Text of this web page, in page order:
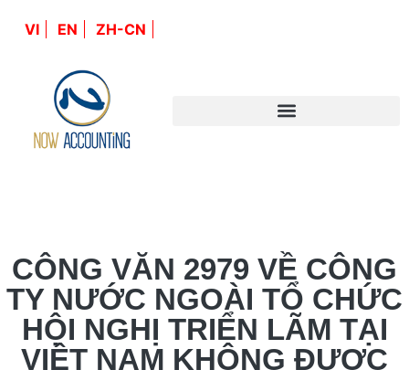
VI EN ZH-CN
CÔNG VĂN 2979 VỀ CÔNG
TY NƯỚC NGOÀI TỔ CHỨC
HỘI NGHỊ TRIỂN LÃM TẠI
VIỆT NAM KHÔNG ĐƯỢC